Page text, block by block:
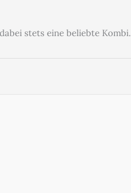
stets eine beliebte Kombi.